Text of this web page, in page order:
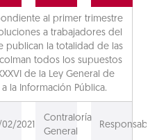
al primer trimestre
a trabajadores del
publican la totalidad de las
todos los supuestos
de la Ley General de
la Información Pública.
2021
Contraloría
General
Responsable